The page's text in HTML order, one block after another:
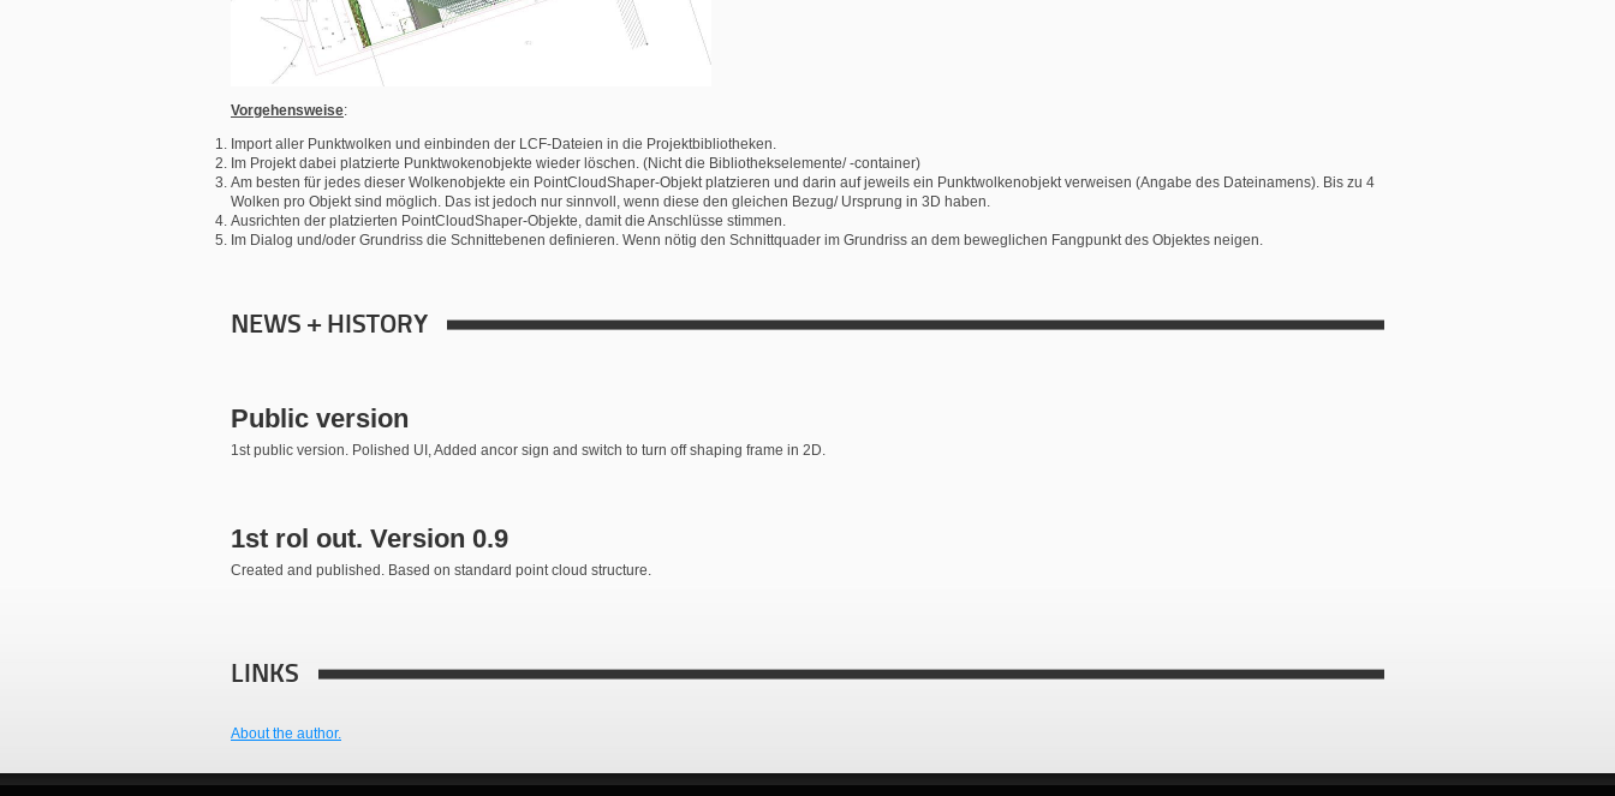
Vorgehensweise:
Import aller Punktwolken und einbinden der LCF-Dateien in die Projektbibliotheken.
Im Projekt dabei platzierte Punktwokenobjekte wieder löschen. (Nicht die Bibliothekselemente/ -container)
Am besten für jedes dieser Wolkenobjekte ein PointCloudShaper-Objekt platzieren und darin auf jeweils ein Punktwolkenobjekt verweisen (Angabe des Dateinamens). Bis zu 4
Wolken pro Objekt sind möglich. Das ist jedoch nur sinnvoll, wenn diese den gleichen Bezug/ Ursprung in 3D haben.
Ausrichten der platzierten PointCloudShaper-Objekte, damit die Anschlüsse stimmen.
Im Dialog und/oder Grundriss die Schnittebenen definieren. Wenn nötig den Schnittquader im Grundriss an dem beweglichen Fangpunkt des Objektes neigen.
NEWS + HISTORY
Public version
1st public version. Polished UI, Added ancor sign and switch to turn off shaping frame in 2D.
1st rol out. Version 0.9
Created and published. Based on standard point cloud structure.
LINKS
About the author.